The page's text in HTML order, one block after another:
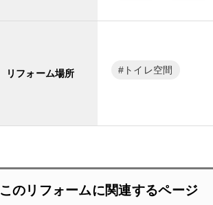
リフォーム場所 トイレ空間
このリフォームに関連するページ